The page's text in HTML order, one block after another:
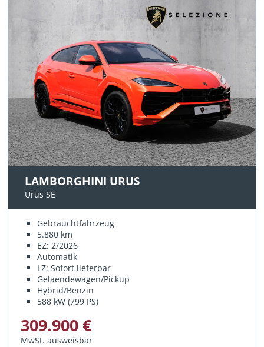
LAMBORGHINI URUS
Urus SE
Gebrauchtfahrzeug
5.880 km
EZ: 2/2026
Automatik
LZ: Sofort lieferbar
Gelaendewagen/Pickup
Hybrid/Benzin
588 kW (799 PS)
309.900 €
MwSt. ausweisbar